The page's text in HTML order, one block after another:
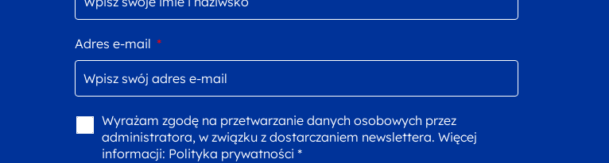
Adres e-mail *
Wyrażam zgodę na przetwarzanie danych osobowych przez
administratora, w związku z dostarczaniem newslettera. Więcej
informacji: Polityka prywatności *